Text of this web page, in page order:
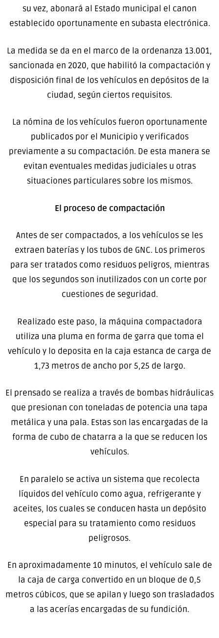
su vez, abonará al Estado municipal el canon
establecido oportunamente en subasta electrónica.
La medida se da en el marco de la ordenanza 13.001,
sancionada en 2020, que habilitó la compactación y
disposición final de los vehículos en depósitos de la
ciudad, según ciertos requisitos.
La nómina de los vehículos fueron oportunamente
publicados por el Municipio y verificados
previamente a su compactación. De esta manera se
evitan eventuales medidas judiciales u otras
situaciones particulares sobre los mismos.
El proceso de compactación
Antes de ser compactados, a los vehículos se les
extraen baterías y los tubos de GNC. Los primeros
para ser tratados como residuos peligros, mientras
que los segundos son inutilizados con un corte por
cuestiones de seguridad.
Realizado este paso, la máquina compactadora
utiliza una pluma en forma de garra que toma el
vehículo y lo deposita en la caja estanca de carga de
1,73 metros de ancho por 5,25 de largo.
El prensado se realiza a través de bombas hidráulicas
que presionan con toneladas de potencia una tapa
metálica y una pala. Estas son las encargadas de la
forma de cubo de chatarra a la que se reducen los
vehículos.
En paralelo se activa un sistema que recolecta
líquidos del vehículo como agua, refrigerante y
aceites, los cuales se conducen hasta un depósito
especial para su tratamiento como residuos
peligrosos.
En aproximadamente 10 minutos, el vehículo sale de
la caja de carga convertido en un bloque de 0,5
metros cúbicos, que se apilan y luego son trasladados
a las acerías encargadas de su fundición.